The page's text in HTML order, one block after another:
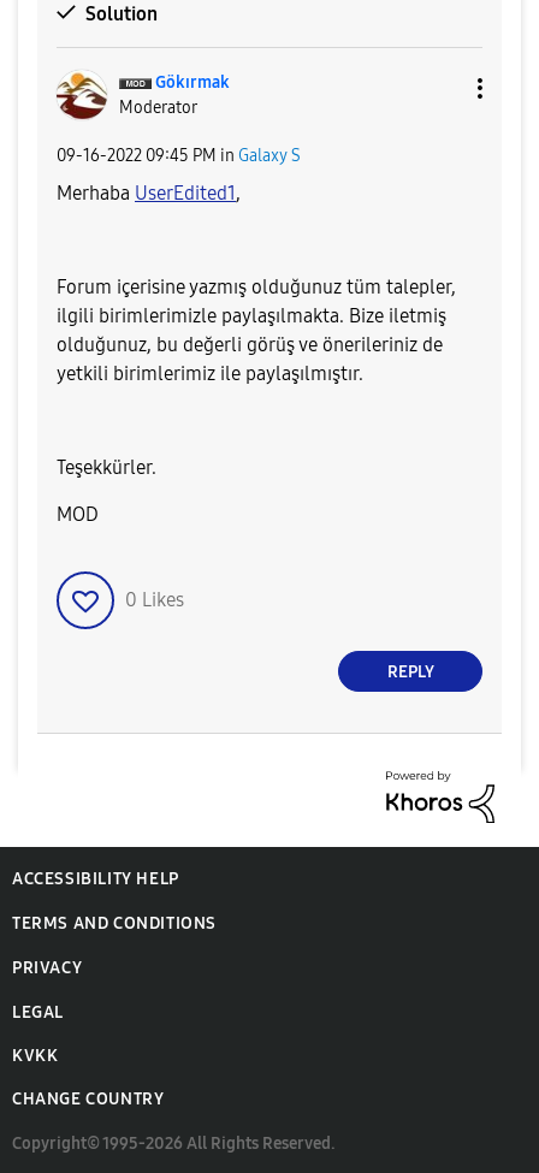
Solution
Gökırmak
Moderator
‎09-16-2022 09:45 PM in Galaxy S
Merhaba UserEdited1,
Forum içerisine yazmış olduğunuz tüm talepler,
ilgili birimlerimizle paylaşılmakta. Bize iletmiş
olduğunuz, bu değerli görüş ve önerileriniz de
yetkili birimlerimiz ile paylaşılmıştır.
Teşekkürler.
MOD
0 Likes
REPLY
ACCESSIBILITY HELP
TERMS AND CONDITIONS
PRIVACY
LEGAL
KVKK
CHANGE COUNTRY
Copyright© 1995-2026 All Rights Reserved.